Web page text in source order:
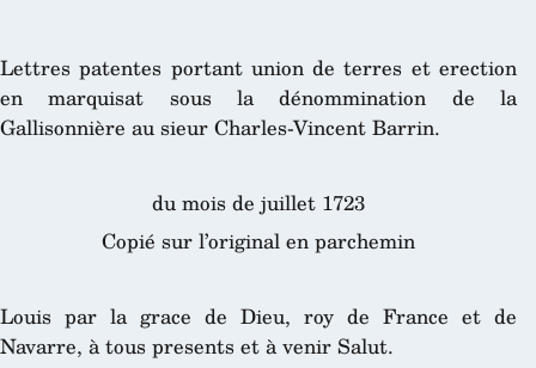
Lettres patentes portant union de terres et erection
en marquisat sous la dénommination de la
Gallisonnière au sieur Charles-Vincent Barrin.
du mois de juillet 1723
Copié sur l’original en parchemin
Louis par la grace de Dieu, roy de France et de
Navarre, à tous presents et à venir Salut.